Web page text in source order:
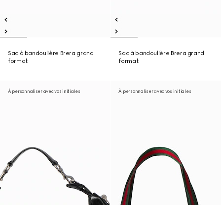
Sac à bandoulière Brera grand
format
Sac à bandoulière Brera grand
format
À personnaliser avec vos initiales À personnaliser avec vos initiales